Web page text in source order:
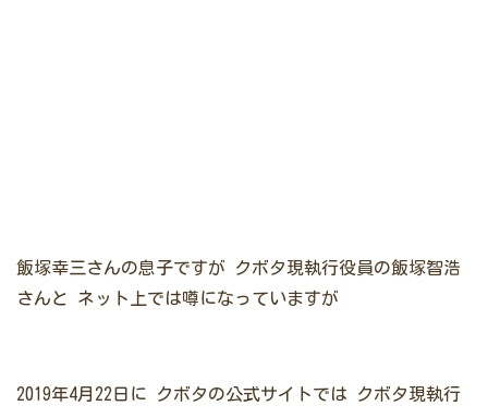
飯塚幸三さんの息子ですが クボタ現執行役員の飯塚智浩
さんと
ネット上では噂になっていますが
2019年4月22日に クボタの公式サイトでは クボタ現執行